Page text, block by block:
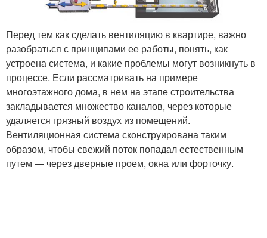
Перед тем как сделать вентиляцию в квартире, важно
разобраться с принципами ее работы, понять, как
устроена система, и какие проблемы могут возникнуть в
процессе. Если рассматривать на примере
многоэтажного дома, в нем на этапе строительства
закладывается множество каналов, через которые
удаляется грязный воздух из помещений.
Вентиляционная система сконструирована таким
образом, чтобы свежий поток попадал естественным
путем — через дверные проем, окна или форточку.